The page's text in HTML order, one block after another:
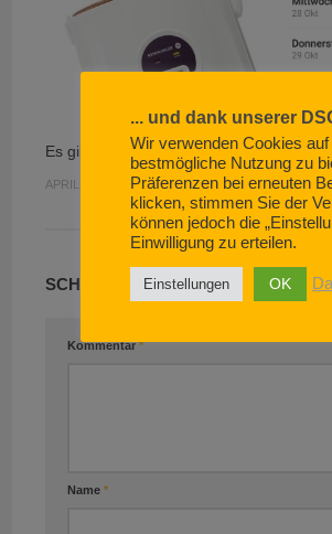
Es gibt Reis, Baby.
APRIL 13, 2021
SCHREIBE EINEN KOMMENTAR
Kommentar*
Name *
... und dank unserer
Wir verwenden Cookies
bestmögliche Nutzung zu
Präferenzen bei erneuten
klicken, stimmen Sie der
können jedoch die
Einwilligung zu erteilen.
Einstellungen OK